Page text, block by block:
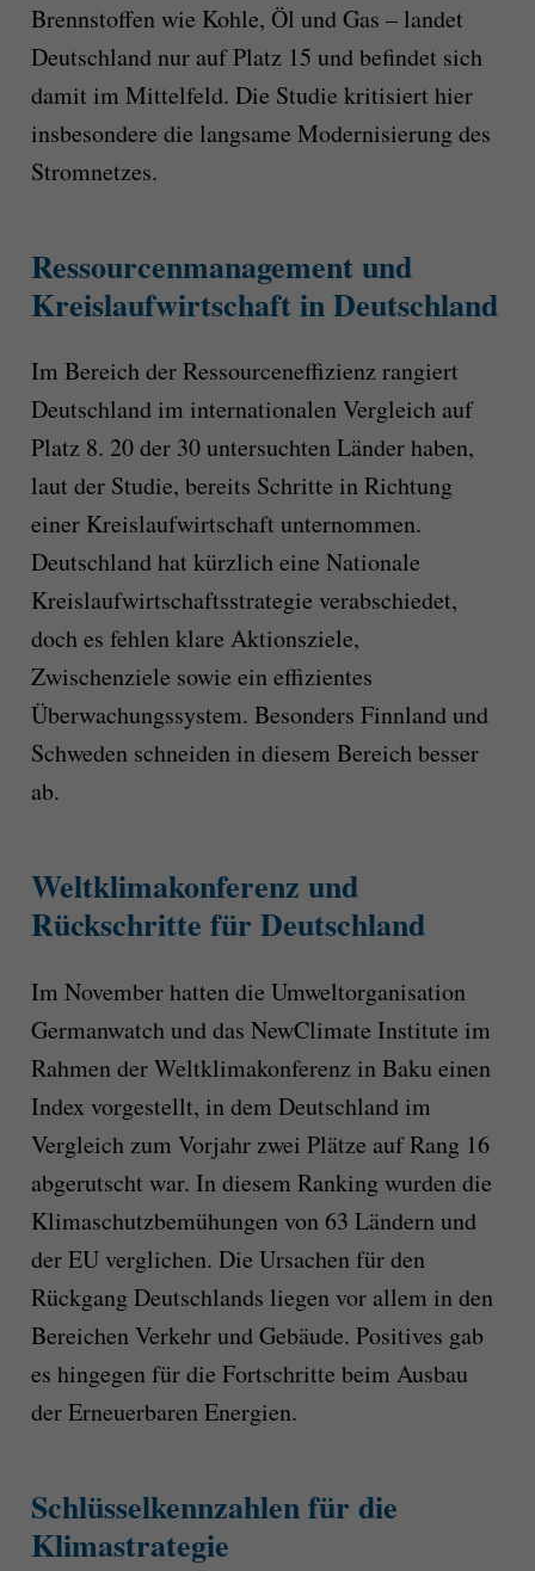
Brennstoffen wie Kohle, Öl und Gas – landet
Deutschland nur auf Platz 15 und befindet sich
damit im Mittelfeld. Die Studie kritisiert hier
insbesondere die langsame Modernisierung des
Stromnetzes.
Ressourcenmanagement und
Kreislaufwirtschaft in Deutschland
Im Bereich der Ressourceneffizienz rangiert
Deutschland im internationalen Vergleich auf
Platz 8. 20 der 30 untersuchten Länder haben,
laut der Studie, bereits Schritte in Richtung
einer Kreislaufwirtschaft unternommen.
Deutschland hat kürzlich eine Nationale
Kreislaufwirtschaftsstrategie verabschiedet,
doch es fehlen klare Aktionsziele,
Zwischenziele sowie ein effizientes
Überwachungssystem. Besonders Finnland und
Schweden schneiden in diesem Bereich besser
ab.
Weltklimakonferenz und
Rückschritte für Deutschland
Im November hatten die Umweltorganisation
Germanwatch und das NewClimate Institute im
Rahmen der Weltklimakonferenz in Baku einen
Index vorgestellt, in dem Deutschland im
Vergleich zum Vorjahr zwei Plätze auf Rang 16
abgerutscht war. In diesem Ranking wurden die
Klimaschutzbemühungen von 63 Ländern und
der EU verglichen. Die Ursachen für den
Rückgang Deutschlands liegen vor allem in den
Bereichen Verkehr und Gebäude. Positives gab
es hingegen für die Fortschritte beim Ausbau
der Erneuerbaren Energien.
Schlüsselkennzahlen für die
Klimastrategie